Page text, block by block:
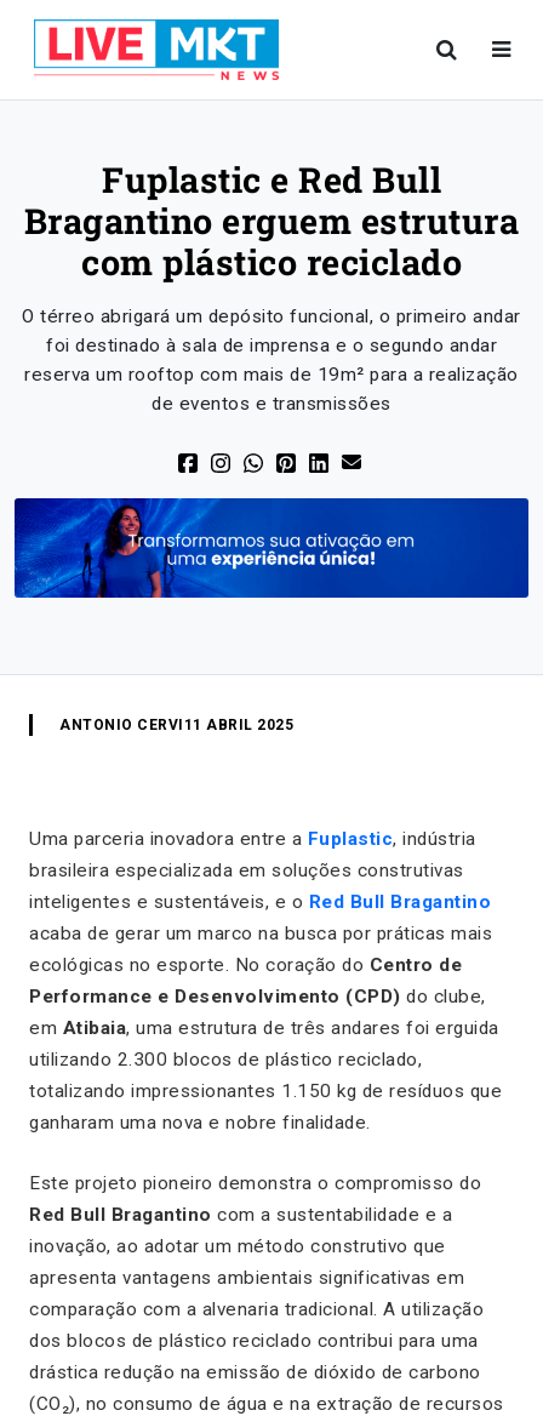
Fuplastic e Red Bull
Bragantino erguem estrutura
com plástico reciclado
O térreo abrigará um depósito funcional, o primeiro andar
foi destinado à sala de imprensa e o segundo andar
reserva um rooftop com mais de 19m² para a realização
de eventos e transmissões
ANTONIO CERVI 11 ABRIL 2025
Uma parceria inovadora entre a Fuplastic, indústria
brasileira especializada em soluções construtivas
inteligentes e sustentáveis, e o Red Bull Bragantino
acaba de gerar um marco na busca por práticas mais
ecológicas no esporte. No coração do Centro de
Performance e Desenvolvimento (CPD) do clube,
em Atibaia, uma estrutura de três andares foi erguida
utilizando 2.300 blocos de plástico reciclado,
totalizando impressionantes 1.150 kg de resíduos que
ganharam uma nova e nobre finalidade.
Este projeto pioneiro demonstra o compromisso do
Red Bull Bragantino com a sustentabilidade e a
inovação, ao adotar um método construtivo que
apresenta vantagens ambientais significativas em
comparação com a alvenaria tradicional. A utilização
dos blocos de plástico reciclado contribui para uma
drástica redução na emissão de dióxido de carbono
(CO₂), no consumo de água e na extração de recursos